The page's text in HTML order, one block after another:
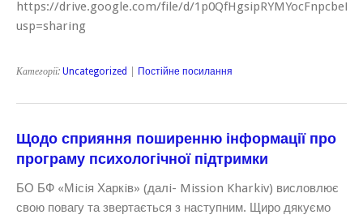
https://drive.google.com/file/d/
usp=sharing
Категорії: Uncategorized Постійне посилання
Щодо сприяння поширенню інформації про
програму психологічної підтримки
БО БФ «Мiсiя Харкiв» (далi- Mission Kharkiv) висловлює
свою повагу та звертається з наступним. Щиро дякуємо